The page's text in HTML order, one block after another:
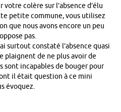
votre colère sur l’absence d’élu
petite commune, vous utilisez
que nous avons encore un peu
pas.
surtout constaté l’absence quasi
plaignent de ne plus avoir de
sont incapables de bouger pour
il était question à ce mini
évoquez.